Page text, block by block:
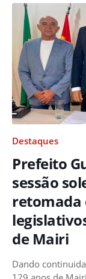
Destaques
Prefeito
sessão
retomada
de Mairi
Dando